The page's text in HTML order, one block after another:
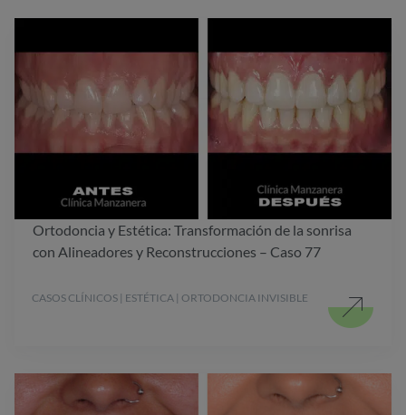
Ortodoncia y Estética: Transformación de la sonrisa
con Alineadores y Reconstrucciones – Caso 77
CASOS CLÍNICOS | ESTÉTICA | ORTODONCIA INVISIBLE